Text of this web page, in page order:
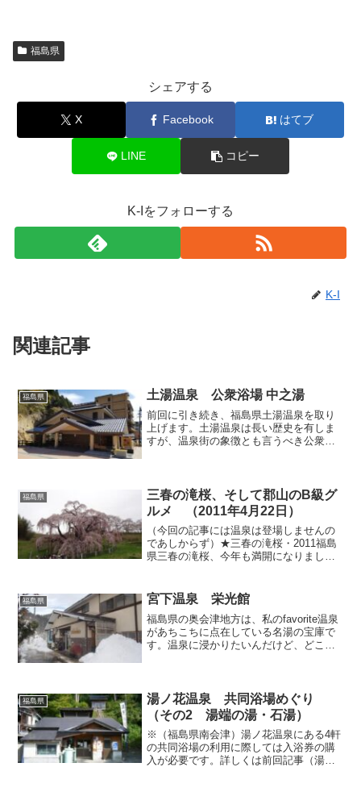
福島県
シェアする
X Facebook はてブ
LINE コピー
K-Iをフォローする
K-I
関連記事
福島県 土湯温泉 公衆浴場 中之湯
前回に引き続き、福島県土湯温泉を取り
上げます。土湯温泉は長い歴史を有しま
すが、温泉街の象徴とも言うべき公衆浴
クリの小屋でしたが、震...
福島県
三春の滝桜、そして郡山のB級グ
ルメ （2011年4月22日）
（今回の記事には温泉は登場しませんの
であしからず）★三春の滝桜・2011福島
県三春の滝桜、今年も満開になりました
降ることもなく、すごしやすい気温で、
のんびりお花見できま...
福島県 宮下温泉 栄光館
福島県の奥会津地方は、私のfavorite温泉
があちこちに点在している名湯の宝庫で
す。温泉に浸かりたいんだけど、どこに
ハシゴすべく只...
福島県
湯ノ花温泉 共同浴場めぐり
（その2 湯端の湯・石湯）
※（福島県南会津）湯ノ花温泉にある4軒
の共同浴場の利用に際しては入浴券の購
入が必要です。詳しくは前回記事（湯ノ